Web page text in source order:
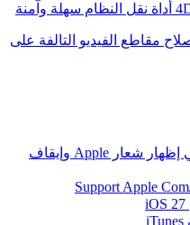
أداة نقل النظام سهلة وآمنة
مقاطع الفيديو التالفة على
يستمر جهاز iPhone في إظهار شعار Apple وإيقاف